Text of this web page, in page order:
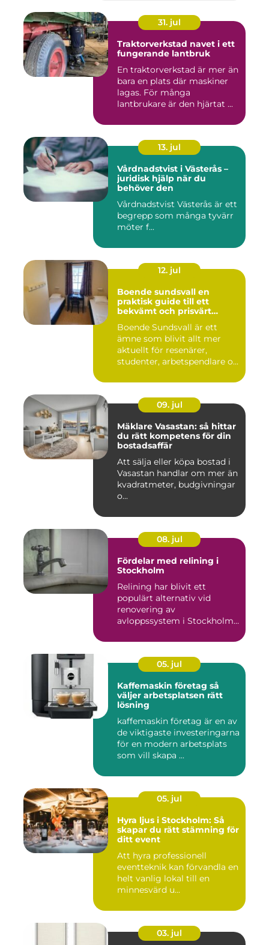
31. jul
Traktorverkstad navet i ett
fungerande lantbruk
En traktorverkstad är mer än
bara en plats där maskiner
lagas. För många
lantbrukare är den hjärtat ...
13. jul
Vårdnadstvist i Västerås –
juridisk hjälp när du
behöver den
Vårdnadstvist Västerås är ett
begrepp som många tyvärr
möter f...
12. jul
Boende sundsvall en
praktisk guide till ett
bekvämt och prisvärt
Boende Sundsvall är ett
ämne som blivit allt mer
aktuellt för resenärer,
studenter, arbetspendlare o...
09. jul
Mäklare Vasastan: så hittar
du rätt kompetens för din
bostadsaffär
Att sälja eller köpa bostad i
Vasastan handlar om mer än
kvadratmeter, budgivningar
o...
08. jul
Fördelar med relining i
Stockholm
Relining har blivit ett
populärt alternativ vid
renovering av
avloppssystem i Stockholm.
05. jul
Kaffemaskin företag så
väljer arbetsplatsen rätt
lösning
kaffemaskin företag är en av
de viktigaste investeringarna
för en modern arbetsplats
som vill skapa ...
05. jul
Hyra ljus i Stockholm: Så
skapar du rätt stämning för
ditt event
Att hyra professionell
eventteknik kan förvandla en
helt vanlig lokal till en
minnesvärd u...
03. jul